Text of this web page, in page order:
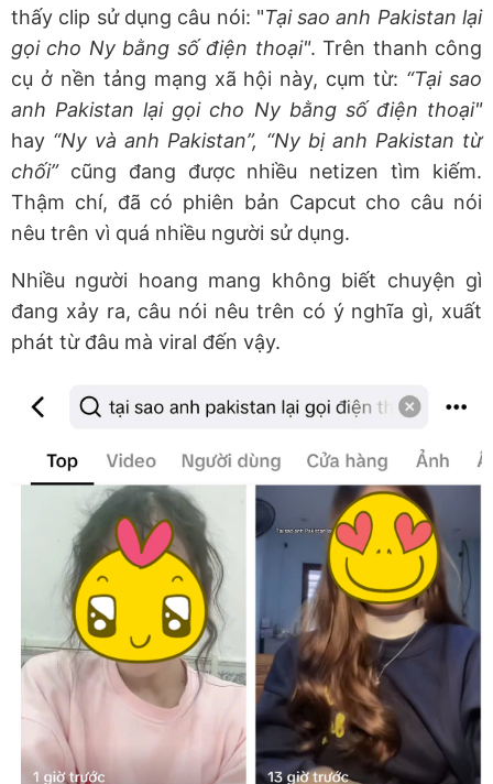
thấy clip sử dụng câu nói: "Tại sao anh Pakistan lại
gọi cho Ny bằng số điện thoại". Trên thanh công
cụ ở nền tảng mạng xã hội này, cụm từ: “Tại sao
anh Pakistan lại gọi cho Ny bằng số điện thoại"
hay “Ny và anh Pakistan”, “Ny bị anh Pakistan từ
chối”cũng đang được nhiều netizen tìm kiếm.
Thậm chí, đã có phiên bản Capcut cho câu nói
nêu trên vì quá nhiều người sử dụng.
Nhiều người hoang mang không biết chuyện gì
đang xảy ra, câu nói nêu trên có ý nghĩa gì, xuất
phát từ đâu mà viral đến vậy.